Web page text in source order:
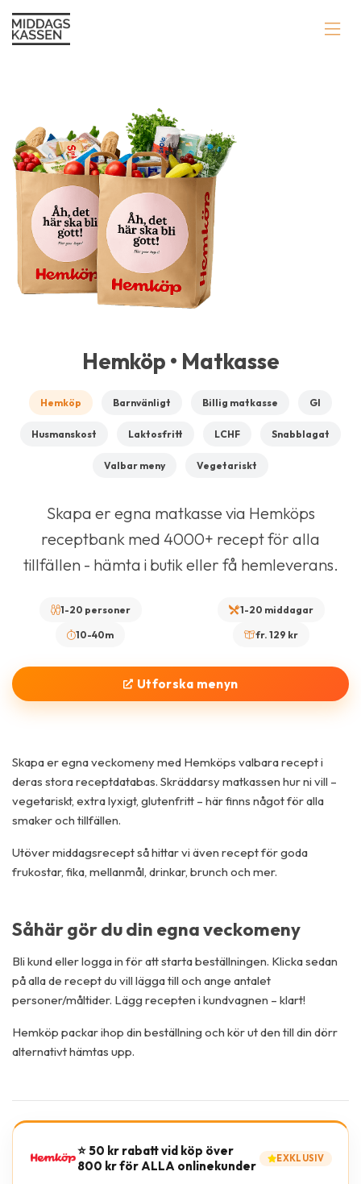
Hemköp • Matkasse
Hemköp Barnvänligt Billig matkasse GI
Husmanskost Laktosfritt LCHF Snabblagat
Valbar meny Vegetariskt
Skapa er egna matkasse via Hemköps
receptbank med 4000+ recept för alla
tillfällen - hämta i butik eller få hemleverans.
1-20 personer 1-20 middagar
10-40m fr. 129 kr
Utforska menyn
Skapa er egna veckomeny med Hemköps valbara recept i
deras stora receptdatabas. Skräddarsy matkassen hur ni vill –
vegetariskt, extra lyxigt, glutenfritt – här finns något för alla
smaker och tillfällen.
Utöver middagsrecept så hittar vi även recept för goda
frukostar, fika, mellanmål, drinkar, brunch och mer.
Såhär gör du din egna veckomeny
Bli kund eller logga in för att starta beställningen. Klicka sedan
på alla de recept du vill lägga till och ange antalet
personer/måltider. Lägg recepten i kundvagnen – klart!
Hemköp packar ihop din beställning och kör ut den till din dörr
alternativt hämtas upp.
⭐ 50 kr rabatt vid köp över
800 kr för ALLA onlinekunder
EXKLUSIV